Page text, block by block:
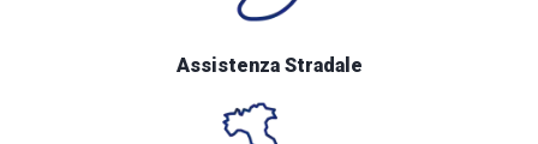
Assistenza Stradale